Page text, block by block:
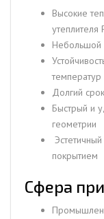
Высокие
утеплителя
Небольшой
температур
Долгий
Быстрый и
геометрии
покрытием
Сфера